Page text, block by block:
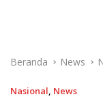
Beranda News
Nasional, News